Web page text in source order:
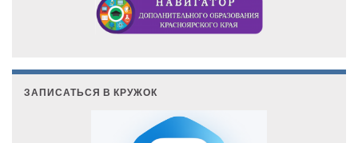
ЗАПИСАТЬСЯ В КРУЖОК